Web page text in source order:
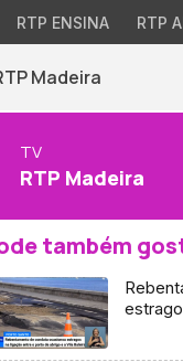
RTP ENSINA RTP
Madeira
TV
RTP Madeira
também